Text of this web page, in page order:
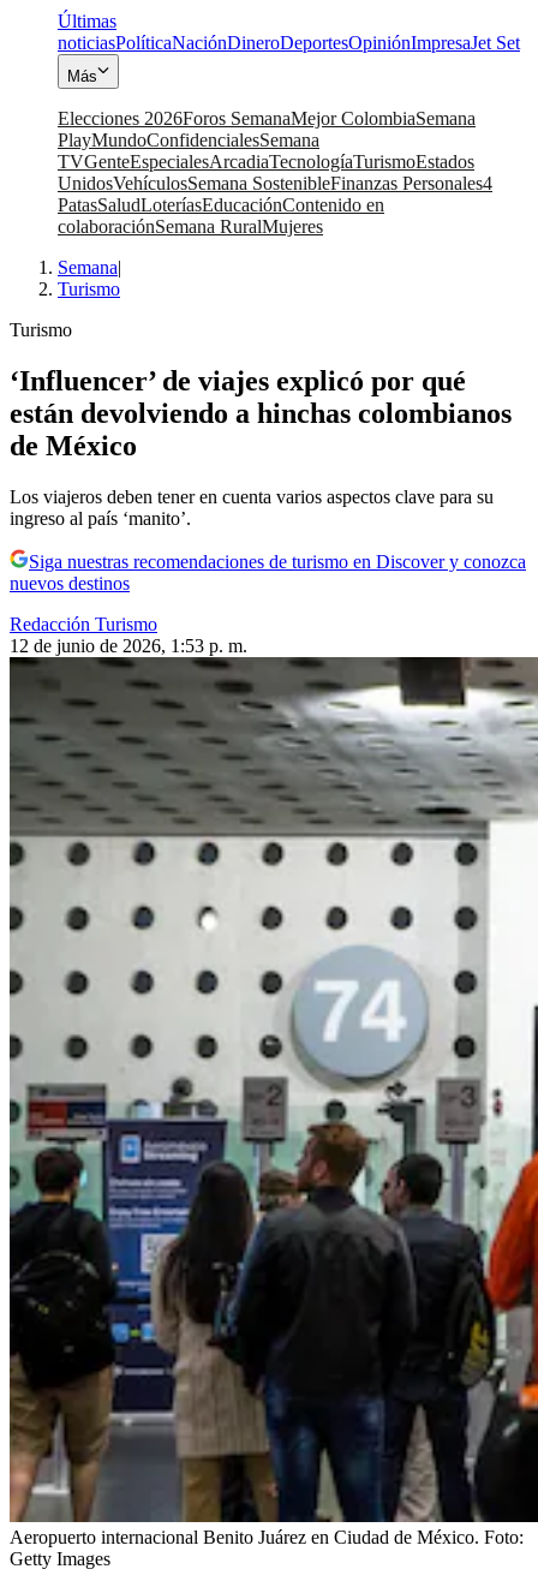
Últimas
noticiasPolíticaNaciónDineroDeportesOpiniónImpresaJet Set
Más
Elecciones 2026Foros SemanaMejor ColombiaSemana
PlayMundoConfidencialesSemana
TVGenteEspecialesArcadiaTecnologíaTurismoEstados
UnidosVehículosSemana SostenibleFinanzas Personales4
PatasSaludLoteríasEducaciónContenido en
colaboraciónSemana RuralMujeres
Semana|
Turismo
Turismo
‘Influencer’ de viajes explicó por qué
están devolviendo a hinchas colombianos
de México
Los viajeros deben tener en cuenta varios aspectos clave para su
ingreso al país ‘manito’.
Siga nuestras recomendaciones de turismo en Discover y conozca
nuevos destinos
Redacción Turismo
12 de junio de 2026, 1:53 p. m.
Aeropuerto internacional Benito Juárez en Ciudad de México. Foto:
Getty Images